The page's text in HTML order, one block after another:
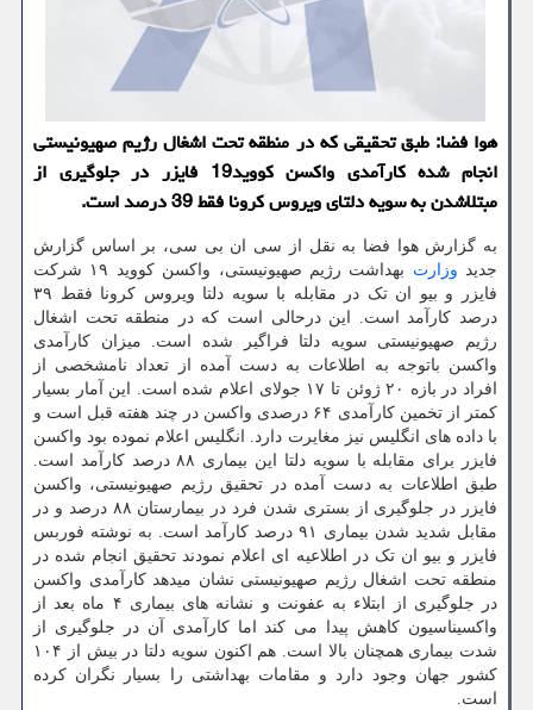
هوا فضا: طبق تحقیقی که در منطقه تحت اشغال رژیم صهیونیستی
انجام شده کارآمدی واکسن کووید19 فایزر در جلوگیری از
مبتلاشدن به سویه دلتای ویروس کرونا فقط 39 درصد است.
به گزارش هوا فضا به نقل از سی ان بی سی، بر اساس گزارش
جدید وزارت
بهداشت رژیم صهیونیستی، واکسن کووید ۱۹ شرکت
فایزر و بیو ان تک در مقابله با سویه دلتا ویروس کرونا فقط ۳۹
درصد کارآمد است. این درحالی است که در منطقه تحت اشغال
رژیم صهیونیستی سویه دلتا فراگیر شده است. میزان کارآمدی
واکسن باتوجه به اطلاعات به دست آمده از تعداد نامشخصی از
افراد در بازه ۲۰ ژوئن تا ۱۷ جولای اعلام شده است. این آمار بسیار
کمتر از تخمین کارآمدی ۶۴ درصدی واکسن در چند هفته قبل است و
با داده های انگلیس نیز مغایرت دارد. انگلیس اعلام نموده بود واکسن
فایزر برای مقابله با سویه دلتا این بیماری ۸۸ درصد کارآمد است.
طبق اطلاعات به دست آمده در تحقیق رژیم صهیونیستی، واکسن
فایزر در جلوگیری از بستری شدن فرد در بیمارستان ۸۸ درصد و در
مقابل شدید شدن بیماری ۹۱ درصد کارآمد است. به نوشته فوربس
فایزر و بیو ان تک در اطلاعیه ای اعلام نمودند تحقیق انجام شده در
منطقه تحت اشغال رژیم صهیونیستی نشان میدهد کارآمدی واکسن
در جلوگیری از ابتلاء به عفونت و نشانه های بیماری ۴ ماه بعد از
واکسیناسیون کاهش پیدا می کند اما کارآمدی آن در جلوگیری از
شدت بیماری همچنان بالا است. هم اکنون سویه دلتا در بیش از ۱۰۴
کشور جهان وجود دارد و مقامات بهداشتی را بسیار نگران کرده
است.